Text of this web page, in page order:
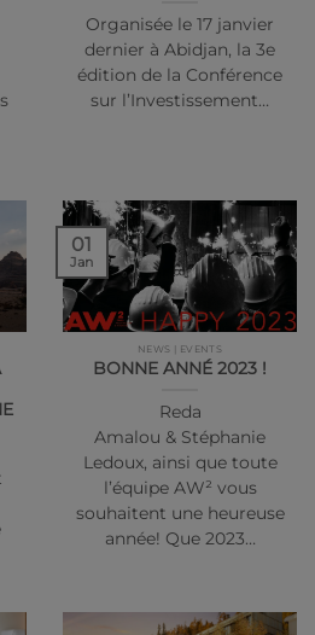
Organisée le 17 janvier
dernier à Abidjan, la 3e
édition de la Conférence
sur l’Investissement…
NEWS | EVENTS
BONNE ANNÉ 2023 !
Reda
Amalou & Stéphanie
Ledoux, ainsi que toute
l’équipe AW² vous
souhaitent une heureuse
année! Que 2023…
01
Jan